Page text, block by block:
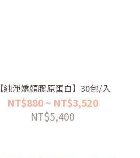
【純淨嬌顏膠原蛋白】30包/入
NT$880 ~ NT$3,520
NT$5,400